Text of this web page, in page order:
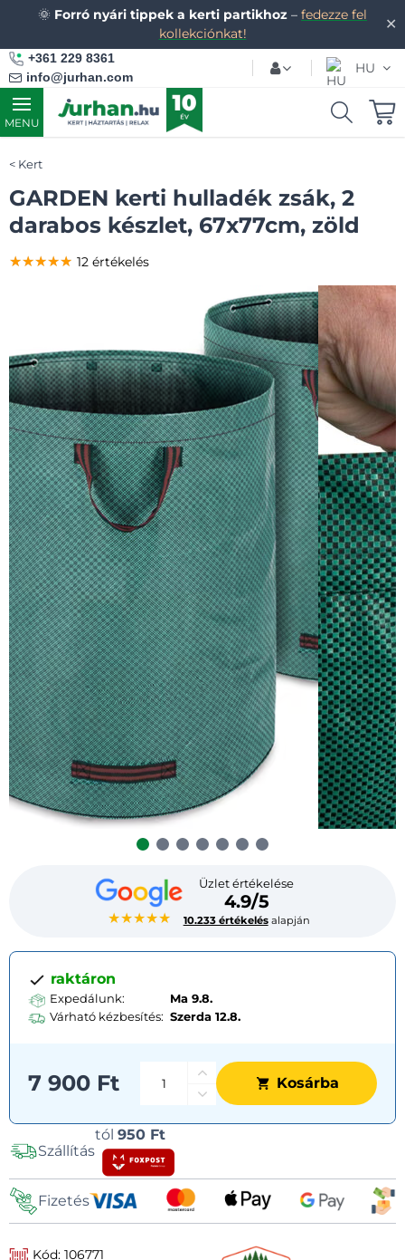
✕
🌞 Forró nyári tippek a kerti partikhoz – fedezze fel
kollekciónkat!
+361 229 8361
info@jurhan.com
HU
MENU
Kert
GARDEN kerti hulladék zsák, 2
darabos készlet, 67x77cm, zöld
★★★★★
Üzlet értékelése
4.9/5
10.233 értékelésalapján
★★★★★
★★★★★
★★★★★ 12 értékelés
raktáron
Expedálunk:
Ma 9.8.
Várható kézbesítés: Szerda 12.8.
7 900 Ft Kosárba
Szállítás
tól 950 Ft
Fizetés
Kód: 106771